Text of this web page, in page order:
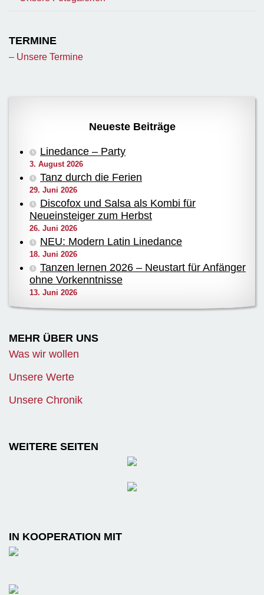
TERMINE
– Unsere Termine
Neueste Beiträge
Linedance – Party
3. August 2026
Tanz durch die Ferien
29. Juni 2026
Discofox und Salsa als Kombi für
Neueinsteiger zum Herbst
26. Juni 2026
NEU: Modern Latin Linedance
18. Juni 2026
Tanzen lernen 2026 – Neustart für Anfänger
ohne Vorkenntnisse
13. Juni 2026
MEHR ÜBER UNS
Was wir wollen
Unsere Werte
Unsere Chronik
WEITERE SEITEN
IN KOOPERATION MIT